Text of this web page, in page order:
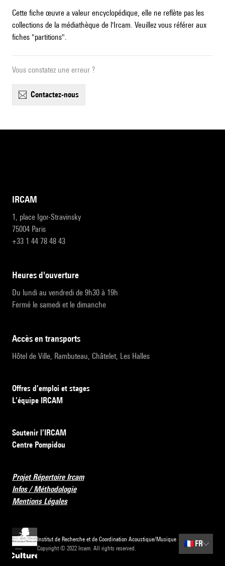
Cette fiche œuvre a valeur encyclopédique, elle ne reflète pas les
collections de la médiathèque de l'Ircam. Veuillez vous référer aux
fiches "partitions".
Vous constatez une erreur ?
contactez-nous
IRCAM
1, place Igor-Stravinsky
75004 Paris
+33 1 44 78 48 43
heures d'ouverture
Du lundi au vendredi de 9h30 à 19h
Fermé le samedi et le dimanche
accès en transports
Hôtel de Ville, Rambuteau, Châtelet, Les Halles
Offres d’emploi et stages
L’équipe IRCAM
Soutenir l’IRCAM
Centre Pompidou
Projet Répertoire Ircam
Infos / Méthodologie
Mentions Légales
Institut de Recherche et de Coordination Acoustique/Musique
Copyright © 2022 Ircam. All rights reserved.
🇫🇷 FR